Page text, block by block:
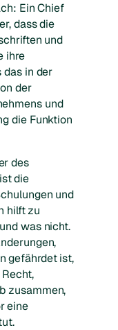
Ein Chief
dass die
und
ihre
das in der
der
und
die Funktion
des
die
und
hilft zu
was nicht.
gefährdet ist,
zusammen,
eine